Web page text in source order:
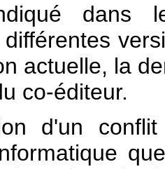
actuelle, la
co-éditeur.
d'un